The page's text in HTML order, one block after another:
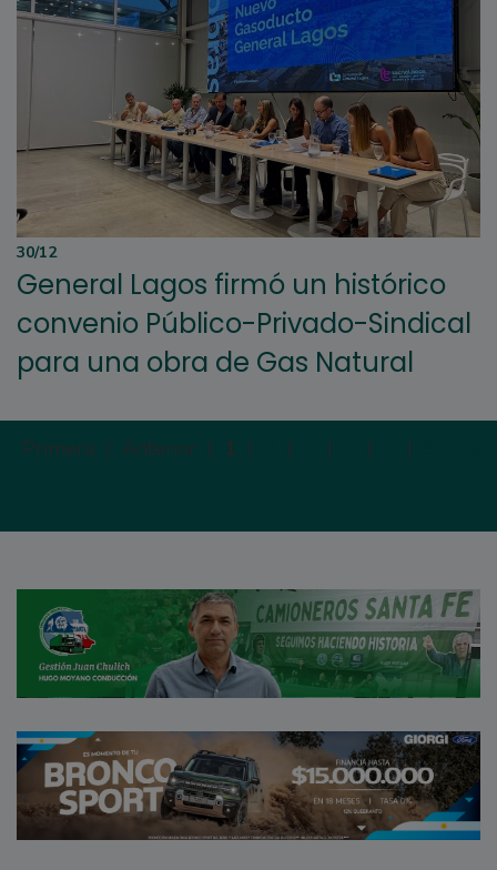
30/12
General Lagos firmó un histórico
convenio Público-Privado-Sindical
para una obra de Gas Natural
Primera | Anterior | 1 | | | | |